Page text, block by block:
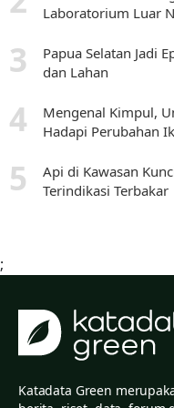
Laboratorium Luar
Papua Selatan Jadi
dan Lahan
Mengenal Kimpul,
Hadapi Perubahan
Api di Kawasan
Terindikasi Terbakar
;
Katadata Green